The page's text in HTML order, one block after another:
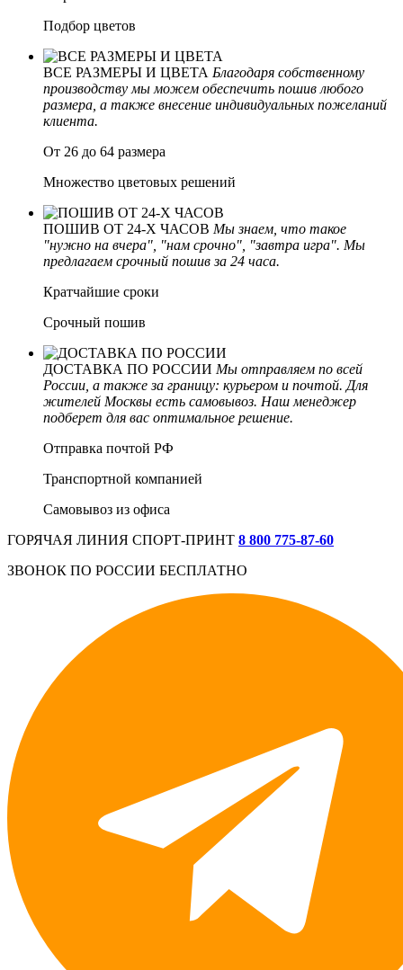
Подбор цветов
ВСЕ РАЗМЕРЫ И ЦВЕТА Благодаря собственному
производству мы можем обеспечить пошив любого
размера, а также внесение индивидуальных пожеланий
клиента.
От 26 до 64 размера
Множество цветовых решений
ПОШИВ ОТ 24-Х ЧАСОВ Мы знаем, что такое
"нужно на вчера", "нам срочно", "завтра игра". Мы
предлагаем срочный пошив за 24 часа.
Кратчайшие сроки
Срочный пошив
ДОСТАВКА ПО РОССИИ Мы отправляем по всей
России, а также за границу: курьером и почтой. Для
жителей Москвы есть самовывоз. Наш менеджер
подберет для вас оптимальное решение.
Отправка почтой РФ
Транспортной компанией
Самовывоз из офиса
ГОРЯЧАЯ ЛИНИЯ СПОРТ-ПРИНТ 8 800 775‑87-60
ЗВОНОК ПО РОССИИ БЕСПЛАТНО